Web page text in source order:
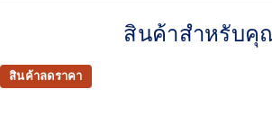
GEL-NIMBUS™17 tooling system.
สินค้าสำหรับคุ
สินค้าลดราคา